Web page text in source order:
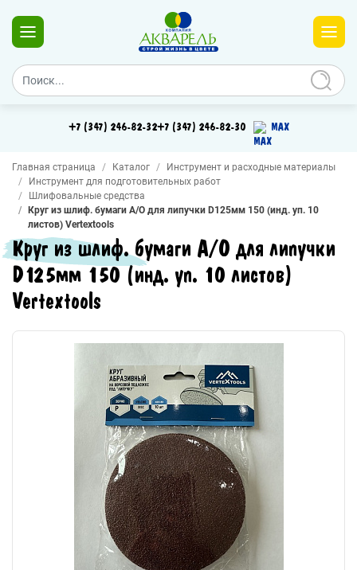
+7 (347) 246-82-32+7 (347) 246-82-30 MAX
Главная страница Каталог
Инструмент и расходные материалы
Инструмент для подготовительных работ
Шлифовальные средства
Круг из шлиф. бумаги А/О для липучки D125мм 150 (инд. уп. 10
листов) Vertextools
Круг из шлиф. бумаги А/О для липучки
D125мм 150 (инд. уп. 10 листов)
Vertextools